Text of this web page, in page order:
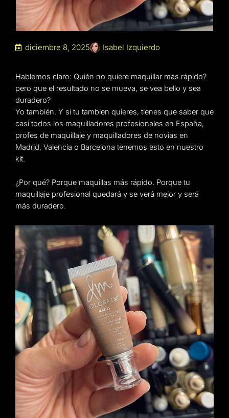
diciembre 8, 2025 Isabel Izquierdo
Hablemos claro: Quién no quiere maquillar más rápido?
pero que el resultado no se mueva, se vea bello y sea
duradero?
Yo también. Y si tu tambien quieres, tienes que saber que
casi todos los maquilladores profesionales en España,
profes de maquillaje y maquilladores de novias en
Madrid, Valencia o Barcelona tenemos esto en nuestro
kit.
¿Por qué? Porque maquillas más rápido. Porque tu
maquillaje profesional quedará y se verá mejor y será
más duradero.